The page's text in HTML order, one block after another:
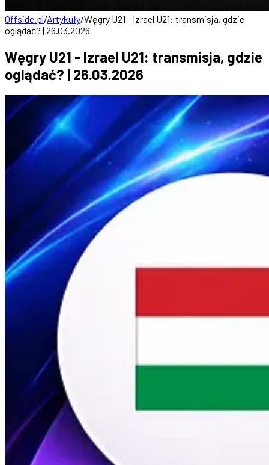
Offside.pl/Artykuły/Węgry U21 - Izrael U21: transmisja, gdzie
oglądać? | 26.03.2026
Węgry U21 - Izrael U21: transmisja, gdzie
oglądać? | 26.03.2026